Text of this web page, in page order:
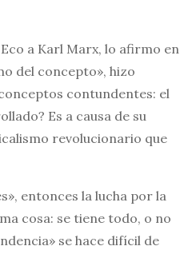
a Karl Marx, lo afirmo en
del concepto», hizo
contundentes: el
Es a causa de su
revolucionario que
entonces la lucha por la
cosa: se tiene todo, o no
se hace difícil de